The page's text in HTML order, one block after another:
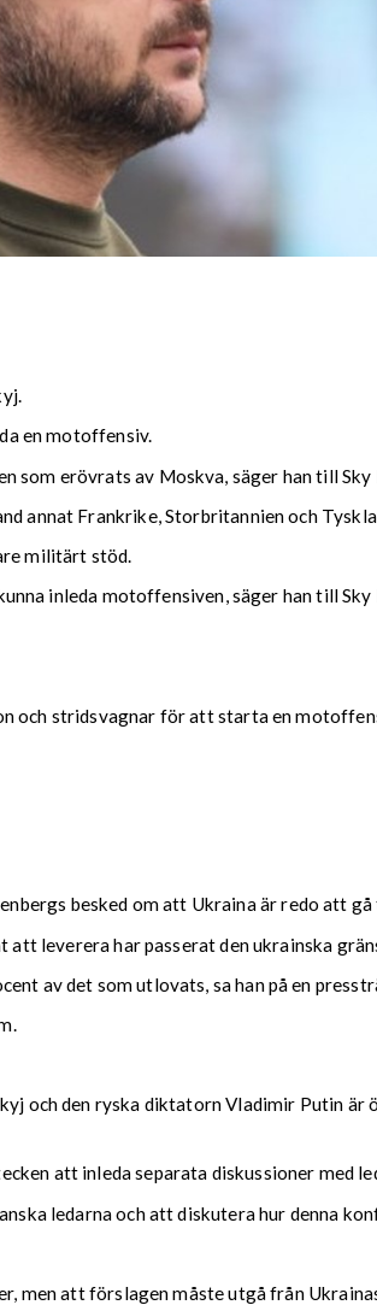
en motoffensiv.
som erövrats av Moskva, säger han till Sky
annat Frankrike, Storbritannien och
militärt stöd.
inleda motoffensiven, säger han till Sky
och stridsvagnar för att starta en
besked om att Ukraina är redo att
leverera har passerat den ukrainska
av det som utlovats, sa han på en
och den ryska diktatorn Vladimir Putin
att inleda separata diskussioner med
ledarna och att diskutera hur denna
men att förslagen måste utgå från